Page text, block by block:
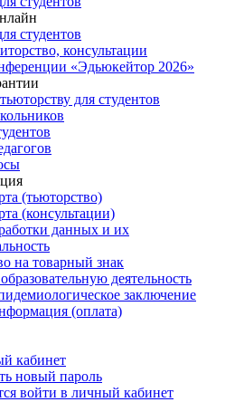
студентов
консультации
«Эдьюкейтор 2026»
для студентов
(тьюторство)
(консультации)
данных и их
на товарный знак
деятельность
заключение
(оплата)
кабинет
новый пароль
войти в личный кабинет